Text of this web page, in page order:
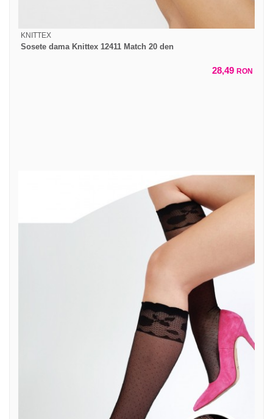
KNITTEX
Sosete dama Knittex 12411 Match 20 den
28,49 RON